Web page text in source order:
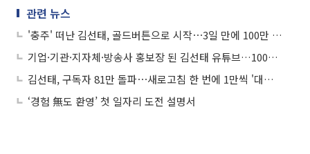
관련 뉴스
'충주' 떠난 김선태, 골드버튼으로 시작⋯3일 만에 100만 구독자 돌파
기업·기관·지자체·방송사 홍보장 된 김선태 유튜브…100만 구독자 코앞
김선태, 구독자 81만 돌파⋯새로고침 한 번에 1만씩 '대형' 유튜버 탄생
‘경험 無도 환영’ 첫 일자리 도전 설명서